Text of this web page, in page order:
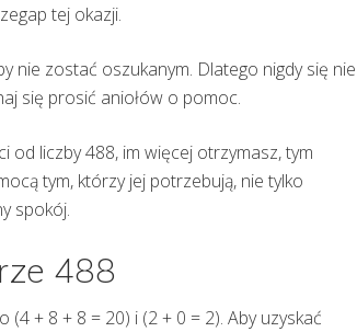
tej okazji.
nie zostać oszukanym. Dlatego nigdy się nie
się prosić aniołów o pomoc.
od liczby 488, im więcej otrzymasz, tym
tym, którzy jej potrzebują, nie tylko
spokój.
488
(4 + 8 + 8 = 20) i (2 + 0 = 2). Aby uzyskać